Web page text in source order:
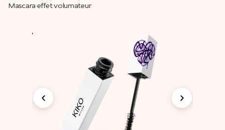
Mascara effet volumateur